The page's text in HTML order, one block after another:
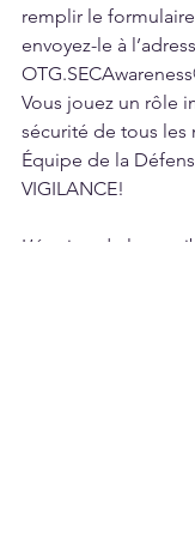
remplir le
envoyez-le à
Vous jouez un rôle
sécurité de tous les
Équipe de la
VIGILANCE!
L’équipe de la